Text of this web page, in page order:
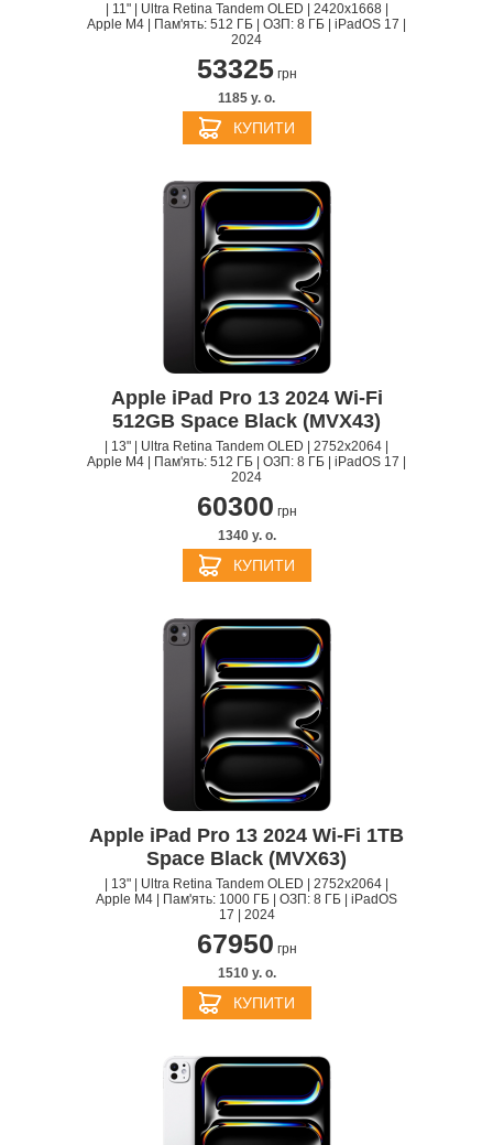
| 11" | Ultra Retina Tandem OLED | 2420x1668 |
Apple M4 | Пам'ять: 512 ГБ | ОЗП: 8 ГБ | iPadOS 17 |
2024
53325грн
1185 y. о.
КУПИТИ
Apple iPad Pro 13 2024 Wi-Fi
512GB Space Black (MVX43)
| 13" | Ultra Retina Tandem OLED | 2752x2064 |
Apple M4 | Пам'ять: 512 ГБ | ОЗП: 8 ГБ | iPadOS 17 |
2024
60300 грн
1340 y. о.
КУПИТИ
Apple iPad Pro 13 2024 Wi-Fi 1TB
Space Black (MVX63)
| 13" | Ultra Retina Tandem OLED | 2752x2064 |
Apple M4 | Пам'ять: 1000 ГБ | ОЗП: 8 ГБ | iPadOS
17 | 2024
67950 грн
1510 y. о.
КУПИТИ